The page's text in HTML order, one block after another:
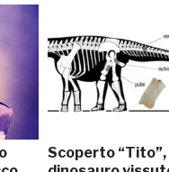
Scoperto “Tito”,